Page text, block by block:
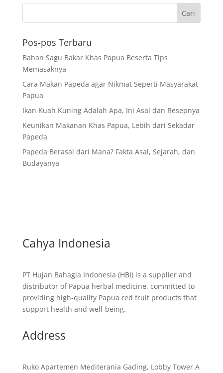
Pos-pos Terbaru
Bahan Sagu Bakar Khas Papua Beserta Tips
Memasaknya
Cara Makan Papeda agar Nikmat Seperti Masyarakat
Papua
Ikan Kuah Kuning Adalah Apa, Ini Asal dan Resepnya
Keunikan Makanan Khas Papua, Lebih dari Sekadar
Papeda
Papeda Berasal dari Mana? Fakta Asal, Sejarah, dan
Budayanya
Cahya Indonesia
PT Hujan Bahagia Indonesia (HBI) is a supplier and
distributor of Papua herbal medicine, committed to
providing high-quality Papua red fruit products that
support health and well-being.
Address
Ruko Apartemen Mediterania Gading, Lobby Tower A